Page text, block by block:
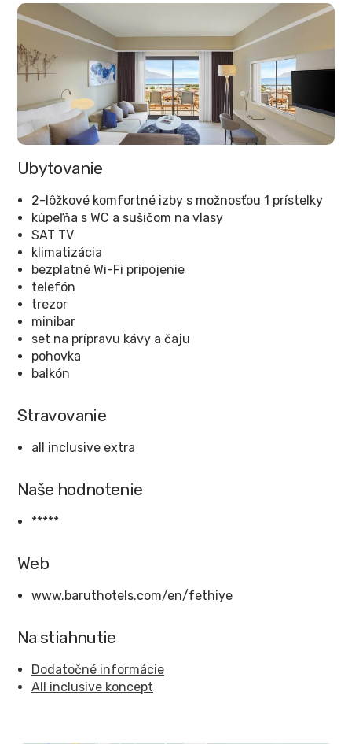
Ubytovanie
2-lôžkové komfortné izby s možnosťou 1 prístelky
kúpeľňa s WC a sušičom na vlasy
SAT TV
klimatizácia
bezplatné Wi-Fi pripojenie
telefón
trezor
minibar
set na prípravu kávy a čaju
pohovka
balkón
Stravovanie
all inclusive extra
Naše hodnotenie
*****
Web
www.baruthotels.com/en/fethiye
Na stiahnutie
Dodatočné informácie
All inclusive koncept